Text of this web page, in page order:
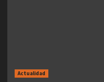
Actualidad